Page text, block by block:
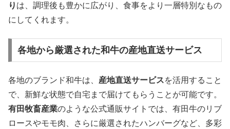
り は、調理後も豊かに広がり、食事をより一層特別なもの
にしてくれます。
各地から厳選された和牛の産地直送サービス
各地のブランド和牛は、 産地直送サービスを活用すること
で、新鮮な状態で自宅まで届けてもらうことが可能です。
有田牧畜産業のような公式通販サイトでは、有田牛のリブ
ロースやモモ肉、さらに厳選されたハンバーグなど、多彩